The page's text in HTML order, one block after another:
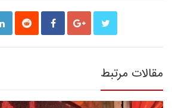
مقالات مرتبط